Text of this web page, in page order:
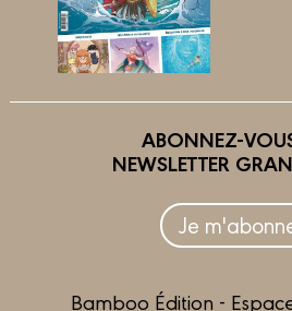
ABONNEZ-
NEWSLETTER
Je
Bamboo Édition -